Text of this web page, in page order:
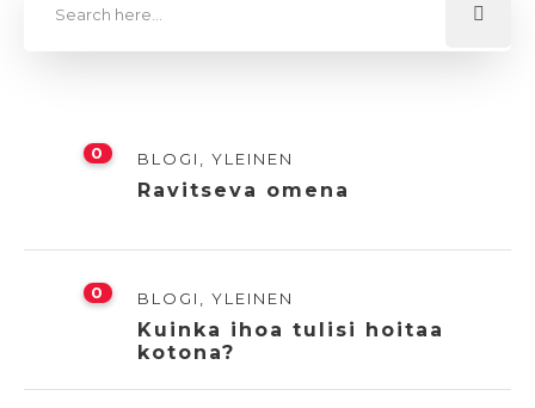
0 BLOGI YLEINEN
Ravitseva omena
0 BLOGI YLEINEN
Kuinka ihoa tulisi hoitaa
kotona?